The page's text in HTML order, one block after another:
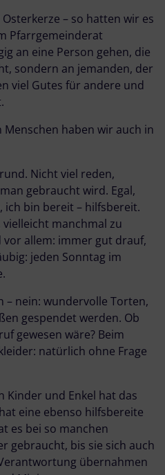
– so hatten wir es
Pfarrgemeinderat
an eine Person gehen, die
sondern an jemanden, der
viel Gutes für andere und
Menschen haben wir auch in
Nicht viel reden,
gebraucht wird. Egal,
ich bin bereit – hilfsbereit.
manchmal zu
vor allem: immer gut drauf,
jeden Sonntag im
– nein: wundervolle Torten,
gespendet werden. Ob
gewesen wäre? Beim
natürlich ohne Frage
Kinder und Enkel hat das
eine ebenso hilfsbereite
es bei so manchen
gebraucht, bis sie sich auch
übernahmen